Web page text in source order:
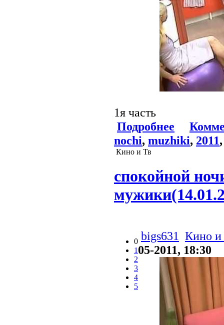
1я часть
Подробнее
nochi, muzhiki, 2011
Кино и Тв
спокойной
0
1
2
3
4
5
bigs631 Кино и
05-2011, 18:30